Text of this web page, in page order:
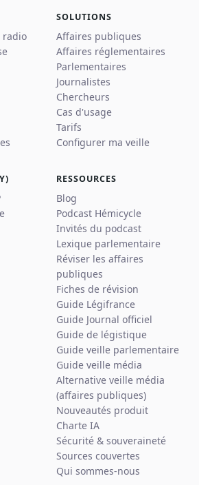
radio
SOLUTIONS
Affaires publiques
Affaires réglementaires
Parlementaires
Journalistes
Chercheurs
Cas d'usage
Tarifs
Configurer ma veille
RESSOURCES
Blog
Podcast Hémicycle
Invités du podcast
Lexique parlementaire
Réviser les affaires
publiques
Fiches de révision
Guide Légifrance
Guide Journal officiel
Guide de légistique
Guide veille parlementaire
Guide veille média
Alternative veille média
(affaires publiques)
Nouveautés produit
Charte IA
Sécurité & souveraineté
Sources couvertes
Qui sommes-nous